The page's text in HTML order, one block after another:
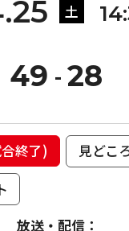
土
49 28
終了)
見どこ
放送・配信：